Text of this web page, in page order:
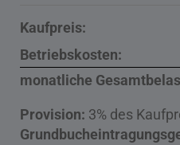
Kaufpreis:
Betriebskosten:
monatliche
Provision: 3% des